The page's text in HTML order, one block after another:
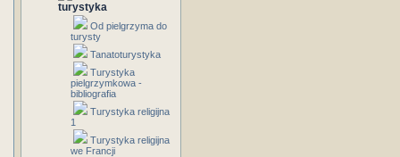
turystyka
Od pielgrzyma do
turysty
Tanatoturystyka
Turystyka
pielgrzymkowa -
bibliografia
Turystyka religijna
1
Turystyka religijna
we Francji